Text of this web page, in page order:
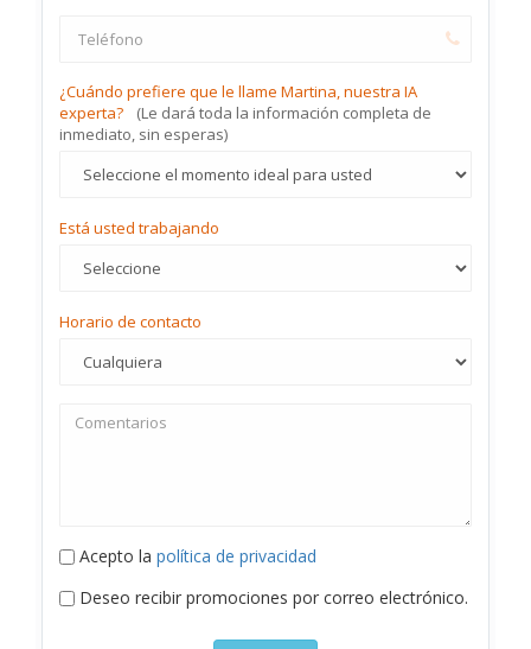
¿Cuándo prefiere que le llame Martina, nuestra IA
experta?
(Le dará toda la información completa de
inmediato, sin esperas)
Está usted trabajando
Horario de contacto
Acepto la política de privacidad
Deseo recibir promociones por correo electrónico.